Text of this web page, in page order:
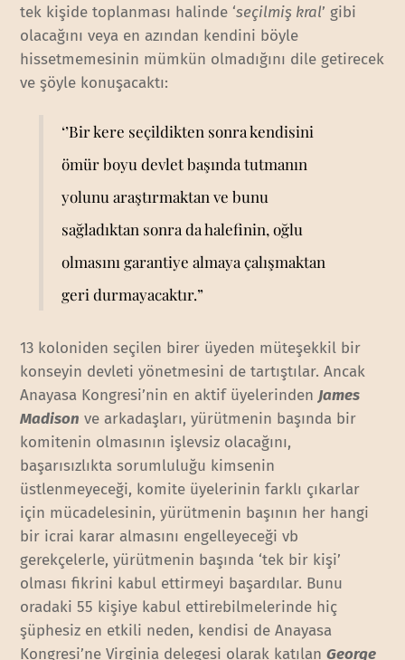
tek kişide toplanması halinde ‘seçilmiş kral’ gibi
olacağını veya en azından kendini böyle
hissetmemesinin mümkün olmadığını dile getirecek
ve şöyle konuşacaktı:
‘’Bir kere seçildikten sonra kendisini
ömür boyu devlet başında tutmanın
yolunu araştırmaktan ve bunu
sağladıktan sonra da halefinin, oğlu
olmasını garantiye almaya çalışmaktan
geri durmayacaktır.”
13 koloniden seçilen birer üyeden müteşekkil bir
konseyin devleti yönetmesini de tartıştılar. Ancak
Anayasa Kongresi’nin en aktif üyelerinden James
Madison ve arkadaşları, yürütmenin başında bir
komitenin olmasının işlevsiz olacağını,
başarısızlıkta sorumluluğu kimsenin
üstlenmeyeceği, komite üyelerinin farklı çıkarlar
için mücadelesinin, yürütmenin başının her hangi
bir icrai karar almasını engelleyeceği vb
gerekçelerle, yürütmenin başında ‘tek bir kişi’
olması fikrini kabul ettirmeyi başardılar. Bunu
oradaki 55 kişiye kabul ettirebilmelerinde hiç
şüphesiz en etkili neden, kendisi de Anayasa
Kongresi’ne Virginia delegesi olarak katılanGeorge